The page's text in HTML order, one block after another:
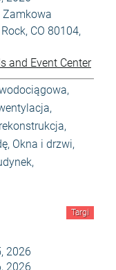
Zamkowa
CO 80104,
and Event Center
,
,
,
, Okna i drzwi,
Targi
2026
2026